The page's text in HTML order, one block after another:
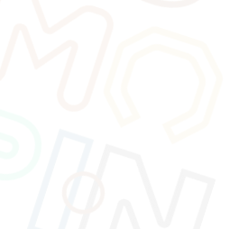
de acessibilidade